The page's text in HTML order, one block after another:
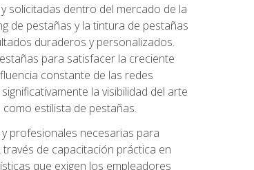
solicitadas dentro del mercado de la
de pestañas y la tintura de pestañas
duraderos y personalizados.
para satisfacer la creciente
constante de las redes
la visibilidad del arte
estilista de pestañas.
profesionales necesarias para
de capacitación práctica en
que exigen los empleadores